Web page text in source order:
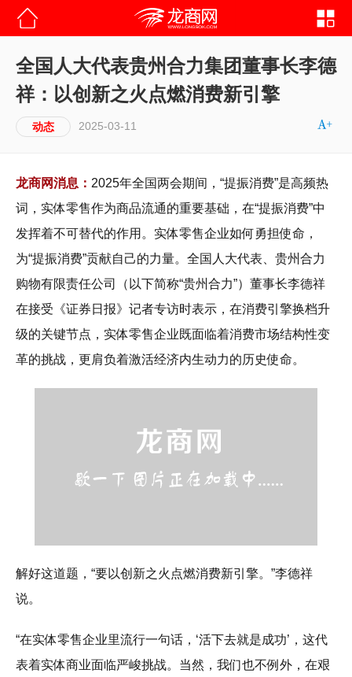
全国人大代表贵州合力集团董事长李德
祥：以创新之火点燃消费新引擎
动态 2025-03-11
龙商网消息： 2025年全国两会期间，“提振消费”是高频热
词，实体零售作为商品流通的重要基础，在“提振消费”中
发挥着不可替代的作用。实体零售企业如何勇担使命，
为“提振消费”贡献自己的力量。全国人大代表、贵州合力
购物有限责任公司（以下简称“贵州合力”）董事长李德祥
在接受《证券日报》记者专访时表示，在消费引擎换档升
级的关键节点，实体零售企业既面临着消费市场结构性变
革的挑战，更肩负着激活经济内生动力的历史使命。
解好这道题，“要以创新之火点燃消费新引擎。”李德祥
说。
“在实体零售企业里流行一句话，‘活下去就是成功’，这代
表着实体商业面临严峻挑战。当然，我们也不例外，在艰